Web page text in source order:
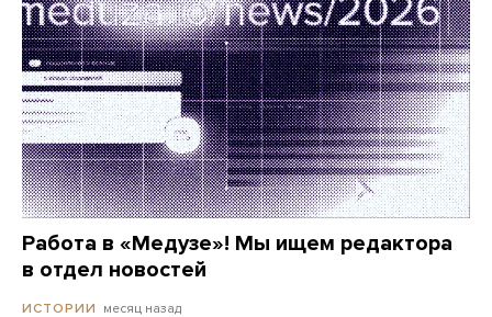
Работа в «Медузе»! Мы ищем редактора
в отдел новостей
ИСТОРИИ месяц назад